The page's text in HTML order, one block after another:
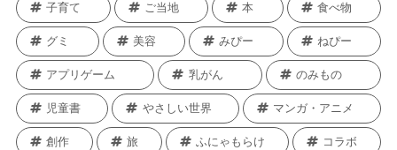
子育て ご当地 本 食べ物
グミ 美容 みぴー ねぴー
アプリゲーム 乳がん のみもの
児童書 やさしい世界 マンガ・アニメ
創作 旅 ふにゃもらけ コラボ